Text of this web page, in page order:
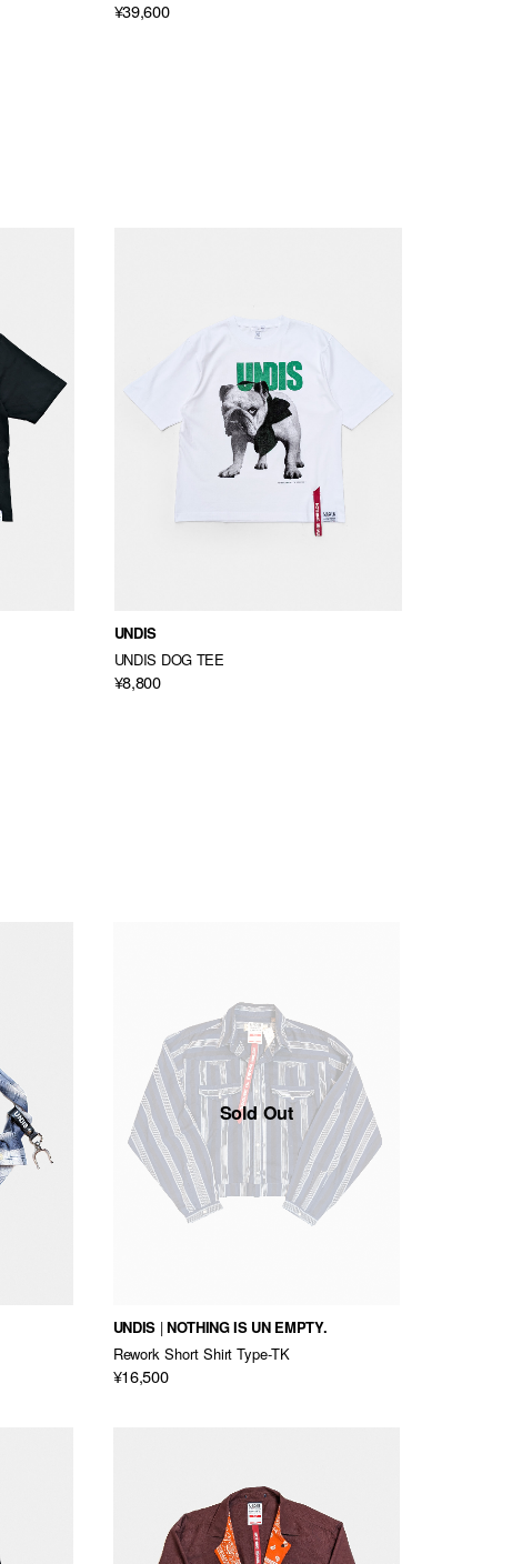
¥39,600
UNDIS
UNDIS DOG TEE
¥8,800
Sold Out
UNDIS NOTHING IS UN EMPTY.
Rework Short Shirt Type-TK
¥16,500